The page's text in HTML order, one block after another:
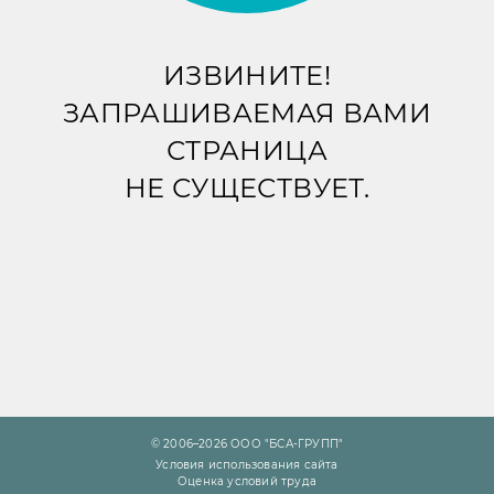
ИЗВИНИТЕ!
ЗАПРАШИВАЕМАЯ ВАМИ
СТРАНИЦА
НЕ СУЩЕСТВУЕТ.
© 2006–2026 ООО "БСА-ГРУПП"
Условия использования сайта
Оценка условий труда